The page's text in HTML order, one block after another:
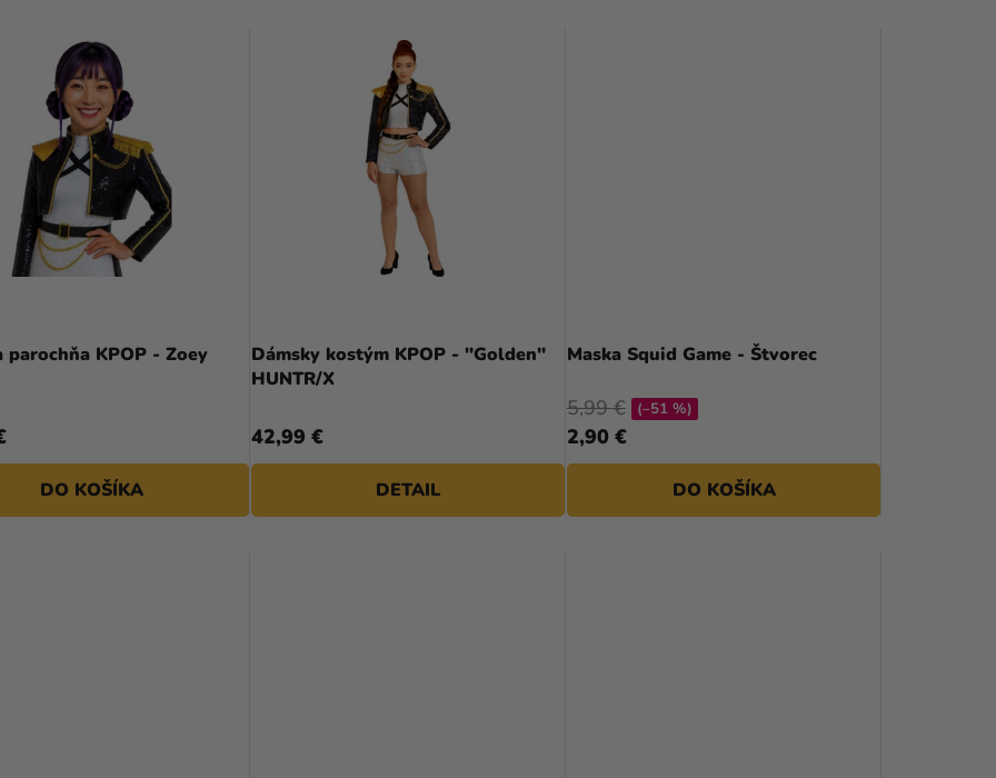
D
U
K
T
O
parochňa KPOP - Zoey
DO KOŠÍKA
Dámsky kostým KPOP - "Golden"
HUNTR/X
42,99 €
DETAIL
Maska Squid Game - Štvorec
2,90 €
5,99 € (–51 %)
DO KOŠÍKA